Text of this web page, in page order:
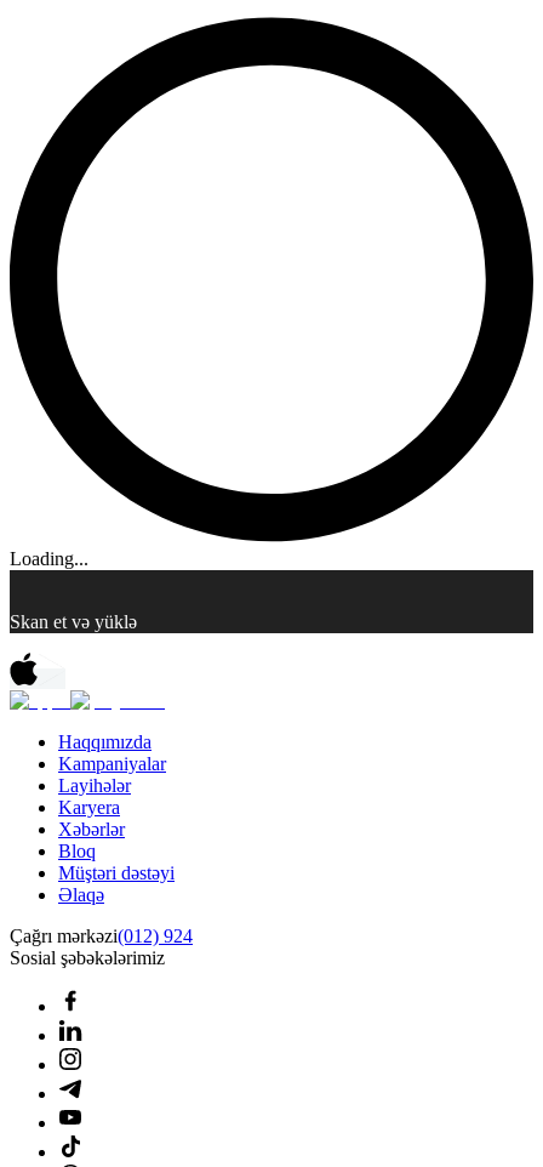
Loading...
Skan et və yüklə
Haqqımızda
Kampaniyalar
Layihələr
Karyera
Xəbərlər
Bloq
Müştəri dəstəyi
Əlaqə
Çağrı mərkəzi(012) 924
Sosial şəbəkələrimiz